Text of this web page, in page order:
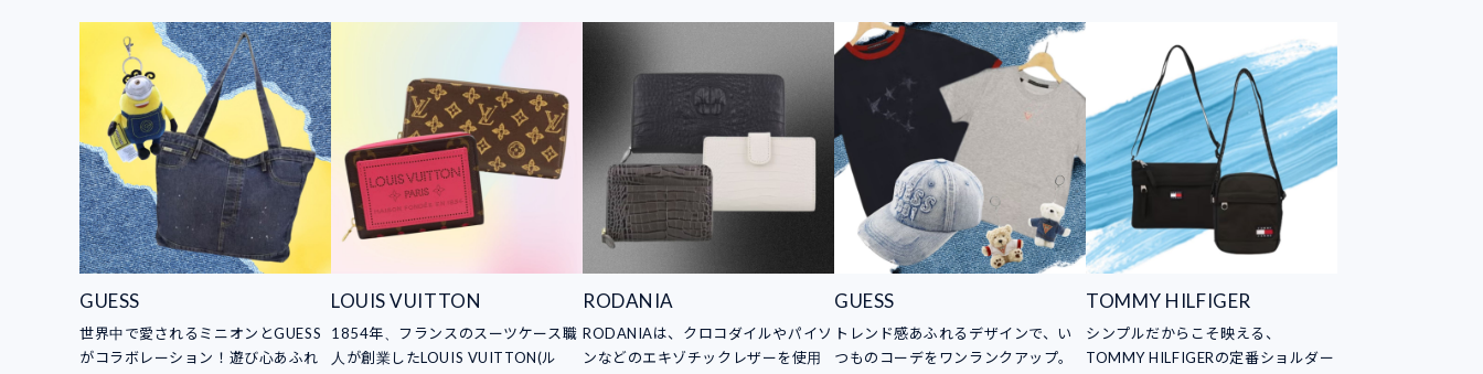
GUESS
世界中で愛されるミニオンとGUESS
がコラボレーション！遊び心あふれ
LOUIS VUITTON
1854年、フランスのスーツケース職
人が創業したLOUIS VUITTON(ル
RODANIA
RODANIAは、クロコダイルやパイソ
ンなどのエキゾチックレザーを使用
GUESS
トレンド感あふれるデザインで、い
つものコーデをワンランクアップ。
TOMMY HILFIGER
シンプルだからこそ映える、
TOMMY HILFIGERの定番ショルダー